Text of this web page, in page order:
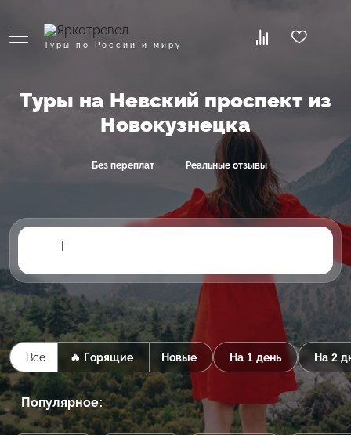
Туры по России и миру
Туры на Невский проспект из
Новокузнецка
Без переплат Реальные отзывы
|
Все 🔥 Горящие Новые На 1 день На 2
Популярное: